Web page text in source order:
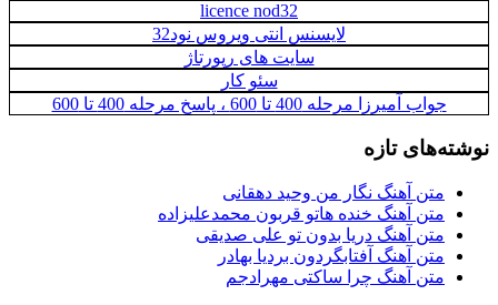
licence nod32
لایسنس انتی ویروس نود32
سایت های رپورتاژ
سئو کار
جواب آمیرزا مرحله 400 تا 600 ، پاسخ مرحله 400 تا 600
نوشته‌های تازه
متن آهنگ نگار من وحید دهقانی
متن آهنگ خنده هاتو قربون محمدعلیزاده
متن آهنگ دریا بدون تو علی صدیقی
متن آهنگ آفتابگردون بردیا بهادر
متن آهنگ چرا ساکتی مهرادجم